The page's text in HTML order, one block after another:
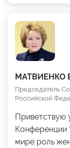
МАТВИЕНКО
Председатель
Российской
Приветствую
Конференции
мире роль